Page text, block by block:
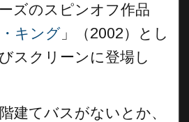
ズのスピンオフ作品
キング 」（2002）とし
スクリーンに登場し
建てバスがないとか、